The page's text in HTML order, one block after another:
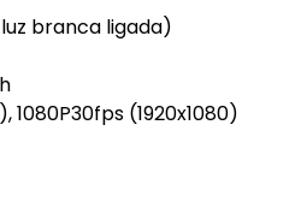
luz branca ligada)
1080P30fps (1920x1080)